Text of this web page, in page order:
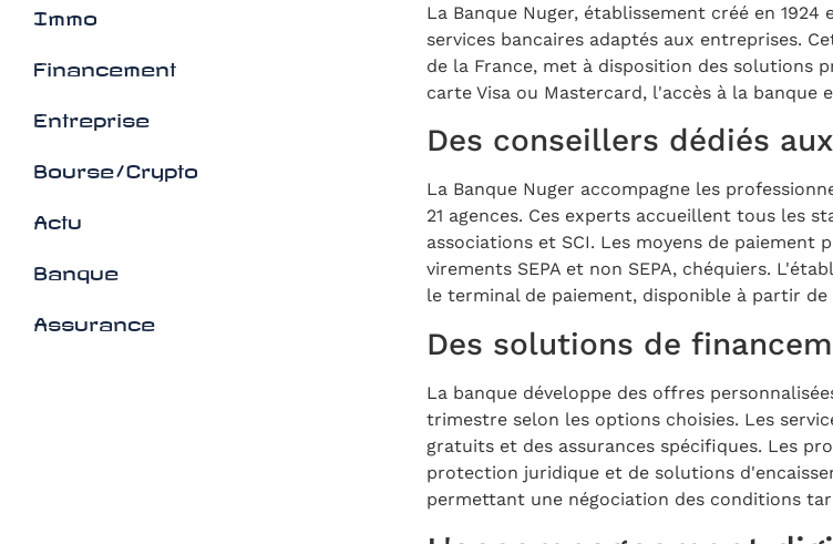
Immo
Financement
Entreprise
Bourse/Crypto
Actu
Banque
Assurance
La Banque Nuger, établissement créé en
services bancaires adaptés aux entreprises.
de la France, met à disposition des solutions
carte Visa ou Mastercard, l'accès à la banque
Des conseillers dédiés
La Banque Nuger accompagne les
21 agences. Ces experts accueillent tous les
associations et SCI. Les moyens de paiement
virements SEPA et non SEPA, chéquiers.
le terminal de paiement, disponible à partir de
Des solutions de
La banque développe des offres
trimestre selon les options choisies. Les
gratuits et des assurances spécifiques. Les
protection juridique et de solutions
permettant une négociation des conditions